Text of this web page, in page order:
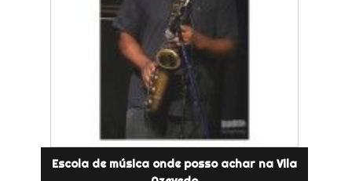
Escola de música onde posso achar na Vila